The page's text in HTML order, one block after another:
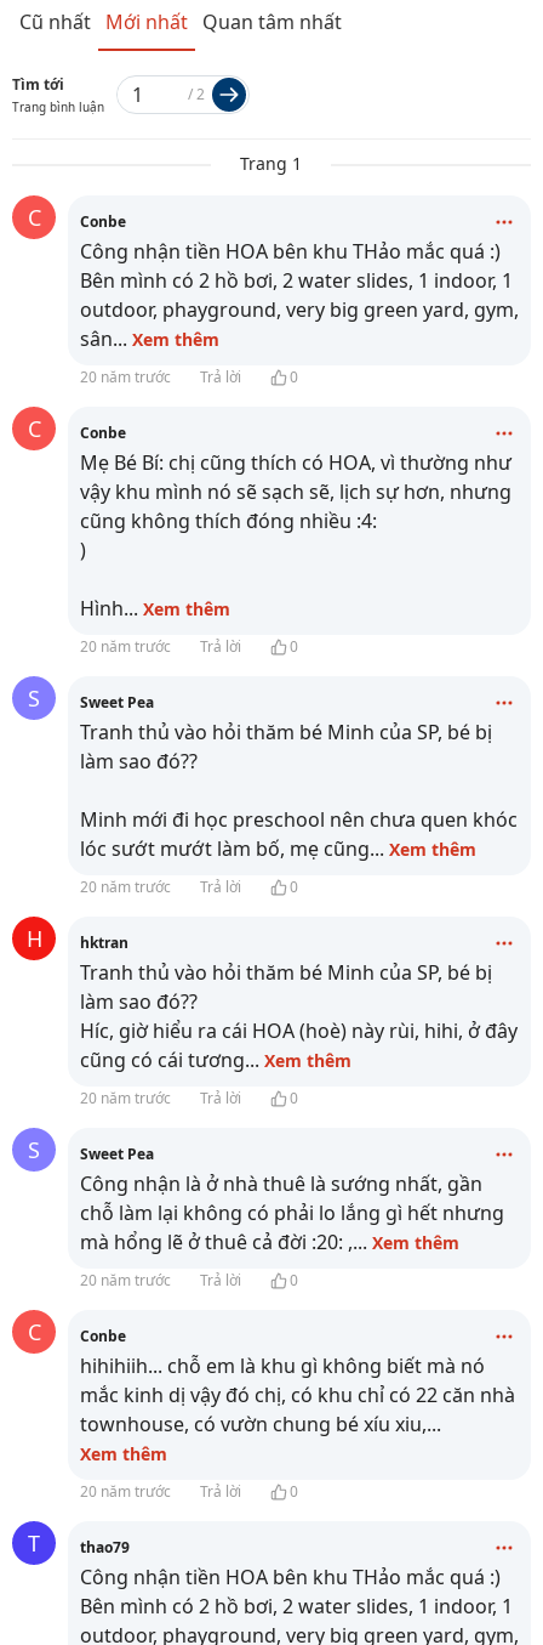
Cũ nhất Mới nhất Quan tâm nhất
Tìm tới
Trang bình luận
/2
Trang 1
C Conbe
Công nhận tiền HOA bên khu THảo mắc quá :)
Bên mình có 2 hồ bơi, 2 water slides, 1 indoor, 1
outdoor, phayground, very big green yard, gym,
sân... Xem thêm
20 năm trước Trả lời 0
C Conbe
Mẹ Bé Bí: chị cũng thích có HOA, vì thường như
vậy khu mình nó sẽ sạch sẽ, lịch sự hơn, nhưng
cũng không thích đóng nhiều :4:
)
Hình... Xem thêm
20 năm trước Trả lời 0
S Sweet Pea
Tranh thủ vào hỏi thăm bé Minh của SP, bé bị
làm sao đó??
Minh mới đi học preschool nên chưa quen khóc
lóc sướt mướt làm bố, mẹ cũng... Xem thêm
20 năm trước Trả lời 0
H hktran
Tranh thủ vào hỏi thăm bé Minh của SP, bé bị
làm sao đó??
Híc, giờ hiểu ra cái HOA (hoè) này rùi, hihi, ở đây
cũng có cái tương... Xem thêm
20 năm trước Trả lời 0
S Sweet Pea
Công nhận là ở nhà thuê là sướng nhất, gần
chỗ làm lại không có phải lo lắng gì hết nhưng
mà hổng lẽ ở thuê cả đời :20: ,... Xem thêm
20 năm trước Trả lời 0
C Conbe
hihihiih... chỗ em là khu gì không biết mà nó
mắc kinh dị vậy đó chị, có khu chỉ có 22 căn nhà
townhouse, có vườn chung bé xíu xiu,...
Xem thêm
20 năm trước Trả lời 0
T thao79
Công nhận tiền HOA bên khu THảo mắc quá :)
Bên mình có 2 hồ bơi, 2 water slides, 1 indoor, 1
outdoor, phayground, very big green yard, gym,